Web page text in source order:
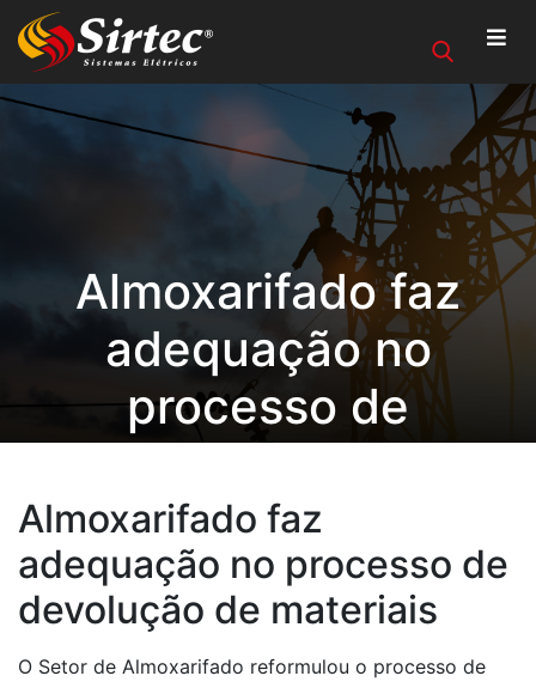
Almoxarifado faz
adequação no
processo de
materiais
Almoxarifado faz
adequação no processo de
devolução de materiais
O Setor de Almoxarifado reformulou o processo de